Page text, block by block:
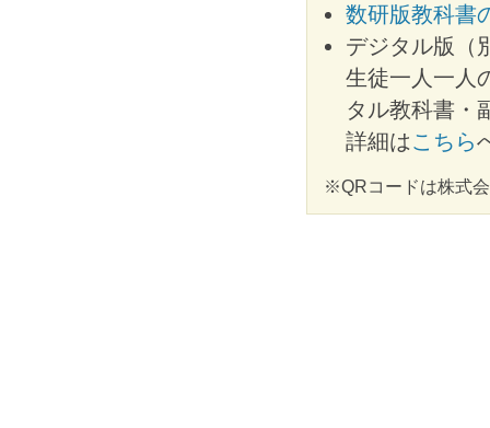
数研版教科書
デジタル版（
生徒一人一人
タル教科書・
詳細はこちら
※QRコードは株式